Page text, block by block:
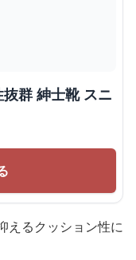
群 紳士靴 スニ
えるクッション性に